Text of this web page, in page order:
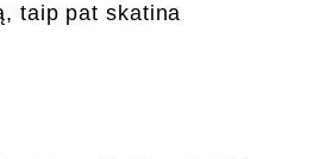
taip pat skatina